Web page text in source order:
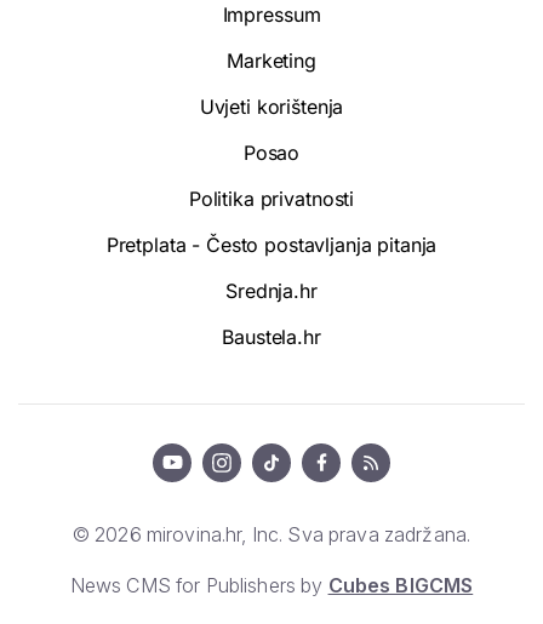
Impressum
Marketing
Uvjeti korištenja
Posao
Politika privatnosti
Pretplata - Često postavljanja pitanja
Srednja.hr
Baustela.hr
© 2026 mirovina.hr, Inc. Sva prava zadržana.
News CMS for Publishers by Cubes BIGCMS